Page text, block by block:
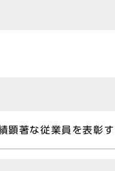
顕著な従業員を表彰